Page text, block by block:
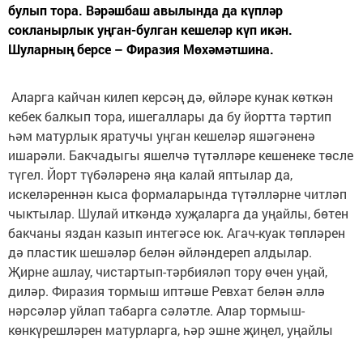
булып тора. Вәрәшбаш авылында да күпләр
сокланырлык уңган-булган кешеләр күп икән.
Шуларның берсе – Фиразия Мөхәмәтшина.
Аларга кайчан килеп керсәң дә, өйләре кунак көткән
кебек балкып тора, ишегаллары да бу йортта тәртип
һәм матурлык яратучы уңган кешеләр яшәгәненә
ишарәли. Бакчадыгы яшелчә түтәлләре кешенеке төсле
түгел. Йорт түбәләренә яңа калай яптылар да,
искеләреннән кыса формаларында түтәлләрне читләп
чыктылар. Шулай иткәндә хуҗаларга да уңайлы, бөтен
бакчаны яздан казып интегәсе юк. Агач-куак төпләрен
дә пластик шешәләр белән әйләндереп алдылар.
Җирне ашлау, чистартып-тәрбияләп тору өчен уңай,
диләр. Фиразия тормыш иптәше Ревхат белән әллә
нәрсәләр уйлап табарга сәләтле. Алар тормыш-
көнкүрешләрен матурларга, һәр эшне җиңел, уңайлы